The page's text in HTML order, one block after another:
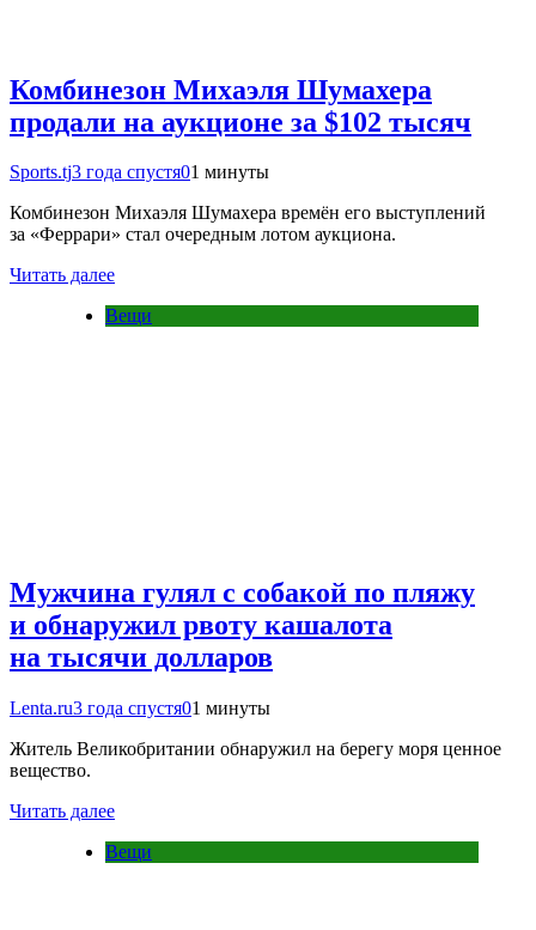
Комбинезон Михаэля Шумахера
продали на аукционе за $102 тысяч
Sports.tj3 года спустя01 минуты
Комбинезон Михаэля Шумахера времён его выступлений
за «Феррари» стал очередным лотом аукциона.
Читать далее
Вещи
Мужчина гулял с собакой по пляжу
и обнаружил рвоту кашалота
на тысячи долларов
Lenta.ru3 года спустя01 минуты
Житель Великобритании обнаружил на берегу моря ценное
вещество.
Читать далее
Вещи